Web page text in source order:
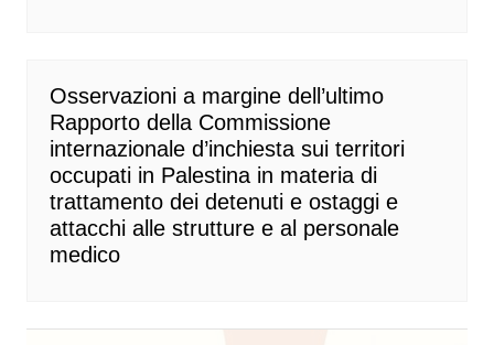
Osservazioni a margine dell’ultimo
Rapporto della Commissione
internazionale d’inchiesta sui territori
occupati in Palestina in materia di
trattamento dei detenuti e ostaggi e
attacchi alle strutture e al personale
medico